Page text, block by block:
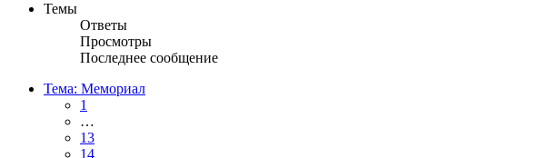
Темы
Ответы
Просмотры
Последнее сообщение
Тема: Мемориал
1
…
13
14